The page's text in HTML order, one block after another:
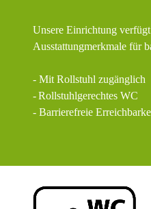
Unsere Einrichtung
Ausstattungmerkmale für
- Mit Rollstuhl zugänglich
-Rollstuhlgerechtes WC
- Barrierefreie